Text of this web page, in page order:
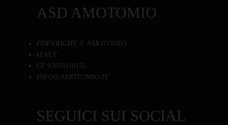
ASD AMOTOMIO
COPYRIGHT © AMOTOMIO
ITALY
CF 93039110155
INFO@AMOTOMIO.IT
SEGUICI SUI SOCIAL